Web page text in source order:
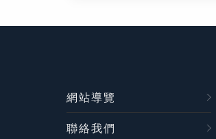
網站導覽
聯絡我們